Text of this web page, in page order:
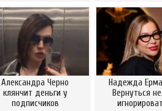
Александра Черно
клянчит деньги у
подписчиков
Надежда
Вернуться